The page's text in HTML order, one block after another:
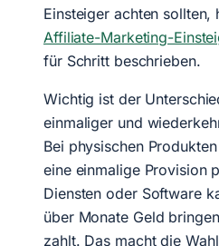
Einsteiger achten sollten,
Affiliate-Marketing-
für Schritt beschrieben.
Wichtig ist der
einmaliger und
Bei physischen
eine einmalige Provision
Diensten oder Software
über Monate Geld
zahlt. Das macht die